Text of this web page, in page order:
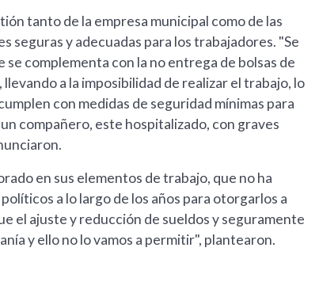
tanto de la empresa municipal como de las
seguras y adecuadas para los trabajadores. "Se
complementa con la no entrega de bolsas de
a la imposibilidad de realizar el trabajo, lo
con medidas de seguridad mínimas para
compañero, este hospitalizado, con graves
en sus elementos de trabajo, que no ha
a lo largo de los años para otorgarlos a
el ajuste y reducción de sueldos y seguramente
y ello no lo vamos a permitir", plantearon.